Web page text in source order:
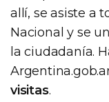
allí, se asiste a
Nacional y se
la ciudadanía.
visitas.